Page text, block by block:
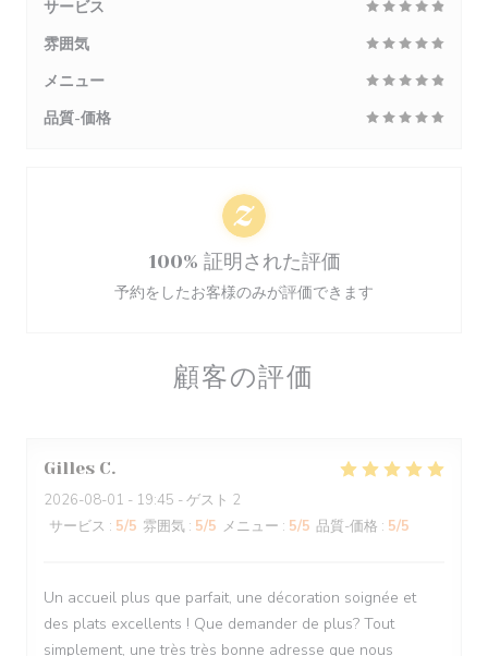
顧客の評価
Gilles C
2026-08-01 - 19:45 - ゲスト 2
サービス : 5/5 雰囲気 : 5/5 メニュー : 5/5 品質-価格 : 5/5
Un accueil plus que parfait, une décoration soignée et
des plats excellents ! Que demander de plus? Tout
simplement, une très très bonne adresse que nous
サービス
雰囲気
メニュー
品質-価格
100% 証明された評価
予約をしたお客様のみが評価できます